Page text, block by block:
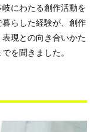
にわたる創作活動を
らした経験が、創作
現との向き合いかた
を聞きました。